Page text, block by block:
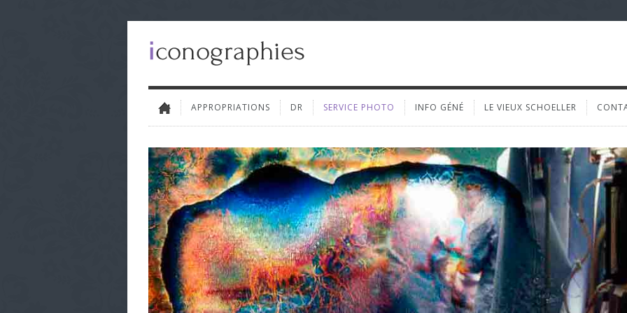
APPROPRIATIONS DR SERVICE PHOTO INFO GÉNÉ LE VIEUX SCHOELLER